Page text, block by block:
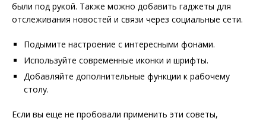
были под рукой. Также можно добавить гаджеты для
отслеживания новостей и связи через социальные сети.
Подымите настроение с интересными фонами.
Используйте современные иконки и шрифты.
Добавляйте дополнительные функции к рабочему
столу.
Если вы еще не пробовали применить эти советы,